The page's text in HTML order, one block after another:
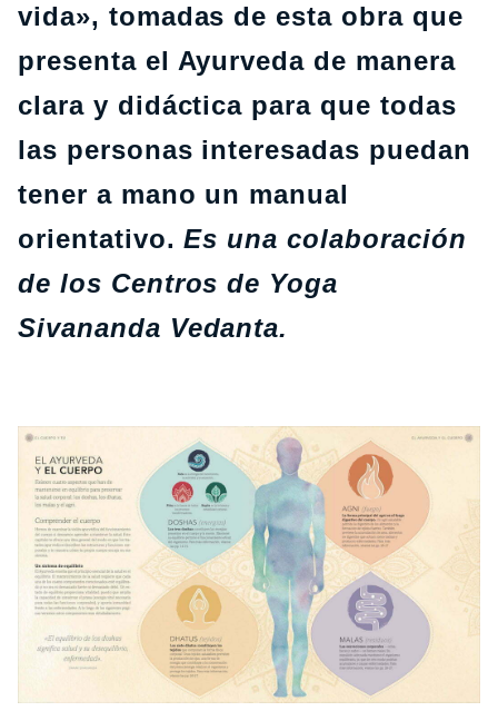
vida», tomadas de esta obra que
presenta el Ayurveda de manera
clara y didáctica para que todas
las personas interesadas puedan
tener a mano un manual
orientativo.Es una colaboración
de los Centros de Yoga
Sivananda Vedanta.